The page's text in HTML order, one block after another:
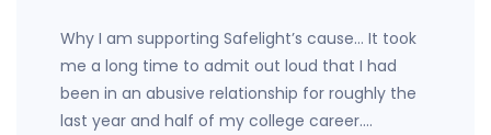
Why I am supporting Safelight’s cause… It took
me a long time to admit out loud that I had
been in an abusive relationship for roughly the
last year and half of my college career.…